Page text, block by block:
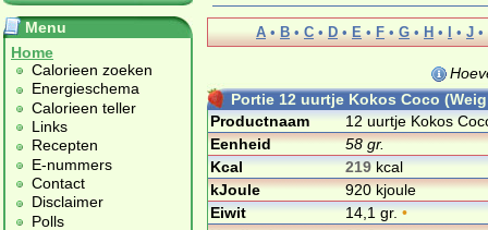
Menu
Home
Calorieen zoeken
Energieschema
Calorieen teller
Links
Recepten
E-nummers
Contact
Disclaimer
Polls
A • B • C • D • E • F • G • H • I • J •
Portie 12 uurtje Kokos Coco
Productnaam
12 uurtje Kokos
Eenheid
58 gr.
Kcal
219 kcal
kJoule
920 kjoule
Eiwit
14,1 gr. •